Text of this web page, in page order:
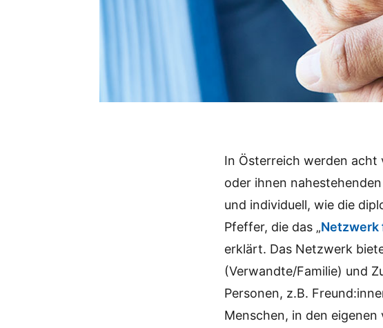
In Österreich werden
oder ihnen
und individuell, wie die
Pfeffer, die das „Netzwerk
erklärt. Das Netzwerk
(Verwandte/Familie) und
Personen, z.B.
Menschen, in den eigenen